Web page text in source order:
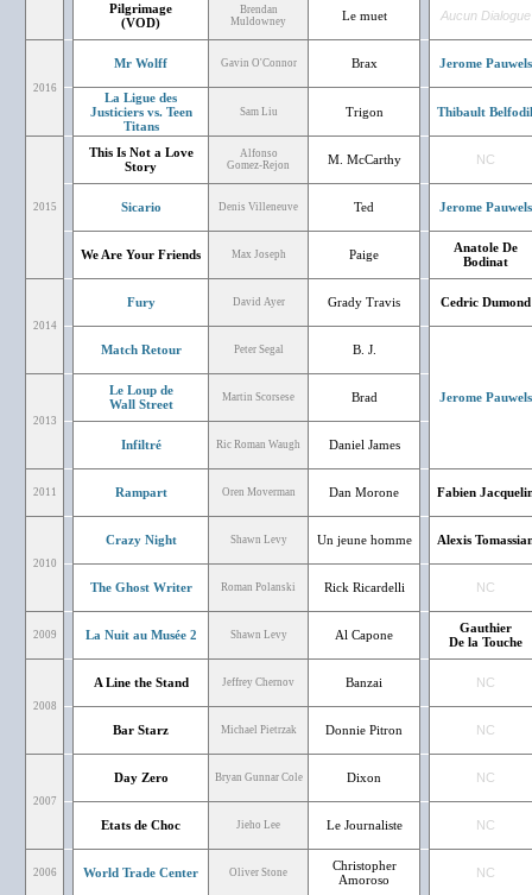
Pilgrimage
(VOD)
Brendan
Muldowney
Le muet Aucun Dialogue
2016
Mr Wolff Gavin O'Connor Brax Jerome Pauwels
La Ligue des
Justiciers vs. Teen
Titans
Sam Liu Trigon Thibault Belfodil
2015
This Is Not a Love
Story
Alfonso
Gomez-Rejon
M. McCarthy NC
Sicario Denis Villeneuve Ted Jerome Pauwels
We Are Your Friends Max Joseph Paige
Anatole De
Bodinat
2014
Fury David Ayer Grady Travis Cedric Dumond
Match Retour Peter Segal B. J.
Jerome Pauwels
2013
Le Loup de
Wall Street
Martin Scorsese Brad
Infiltré Ric Roman Waugh Daniel James
2011 Rampart Oren Moverman Dan Morone Fabien
2010
Crazy Night Shawn Levy Un jeune homme Alexis
The Ghost Writer Roman Polanski Rick Ricardelli NC
2009 La Nuit au Musée 2 Shawn Levy Al Capone
Gauthier
De la Touche
2008
A Line the Stand Jeffrey Chernov Banzai NC
Bar Starz Michael Pietrzak Donnie Pitron NC
2007
Day Zero Bryan Gunnar Cole Dixon NC
Etats de Choc Jieho Lee Le Journaliste NC
2006 World Trade Center Oliver Stone
Christopher
Amoroso
NC